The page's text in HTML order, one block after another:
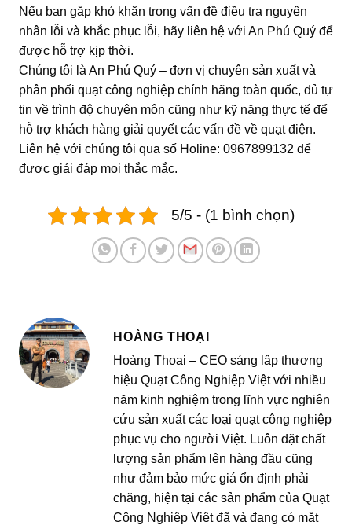
Nếu bạn gặp khó khăn trong vấn đề điều tra nguyên
nhân lỗi và khắc phục lỗi, hãy liên hệ với An Phú Quý để
được hỗ trợ kịp thời.
Chúng tôi là An Phú Quý – đơn vị chuyên sản xuất và
phân phối quạt công nghiệp chính hãng toàn quốc, đủ tự
tin về trình độ chuyên môn cũng như kỹ năng thực tế để
hỗ trợ khách hàng giải quyết các vấn đề về quạt điện.
Liên hệ với chúng tôi qua số Holine: 0967899132 để
được giải đáp mọi thắc mắc.
5/5 - (1 bình chọn)
HOÀNG THOẠI
Hoàng Thoại – CEO sáng lập thương
hiệu Quạt Công Nghiệp Việt với nhiều
năm kinh nghiệm trong lĩnh vực nghiên
cứu sản xuất các loại quạt công nghiệp
phục vụ cho người Việt. Luôn đặt chất
lượng sản phẩm lên hàng đầu cũng
như đảm bảo mức giá ổn định phải
chăng, hiện tại các sản phẩm của Quạt
Công Nghiệp Việt đã và đang có mặt